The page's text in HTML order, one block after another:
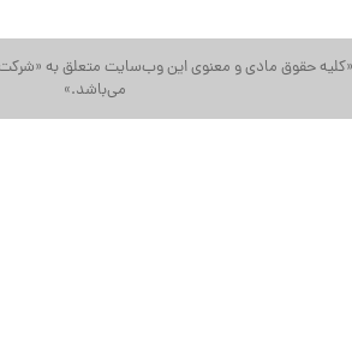
حقوق مادی و معنوی این وب‌سایت متعلق به «شرکت
می‌باشد.»